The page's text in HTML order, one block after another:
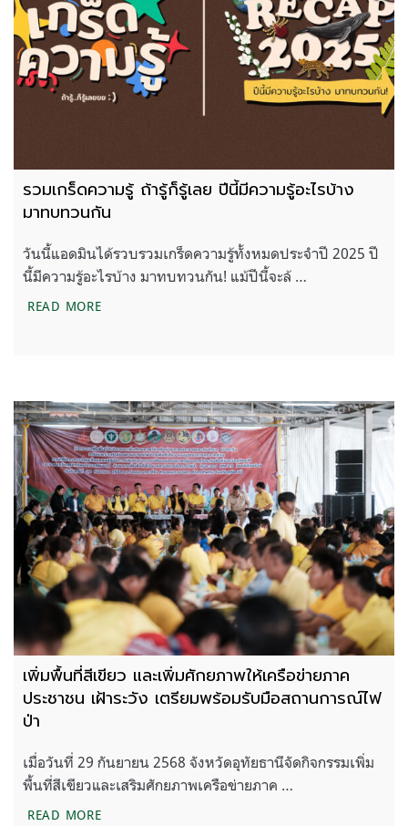
รวมเกร็ดความรู้ ถ้ารู้ก็รู้เลย ปีนี้มีความรู้อะไรบ้าง
มาทบทวนกัน
วันนี้แอดมินได้รวบรวมเกร็ดความรู้ทั้งหมดประจำปี 2025 ปี
นี้มีความรู้อะไรบ้าง มาทบทวนกัน! แม้ปีนี้จะล้ …
READ MOREรวมเกร็ดความรู้ ถ้ารู้ก็รู้เลย ปีนี้มีความรู้อะไรบ้าง มา
เพิ่มพื้นที่สีเขียว และเพิ่มศักยภาพให้เครือข่ายภาค
ประชาชน เฝ้าระวัง เตรียมพร้อมรับมือสถานการณ์ไฟ
ป่า
เมื่อวันที่ 29 กันยายน 2568 จังหวัดอุทัยธานีจัดกิจกรรมเพิ่ม
พื้นที่สีเขียวและเสริมศักยภาพเครือข่ายภาค …
READ MOREเพิ่มพื้นที่สีเขียว และเพิ่มศักยภาพให้เครือข่ายภาคปร